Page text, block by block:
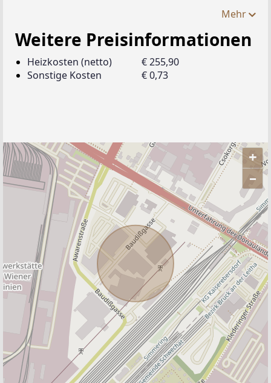
Mehr
Weitere Preisinformationen
Heizkosten (netto)
€ 255,90
Sonstige Kosten
€ 0,73
+
–
ANBIETER KONTAKTIEREN